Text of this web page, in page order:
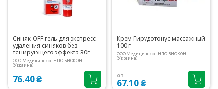
Синяк-OFF гель для экспресс-
удаления синяков без
тонирующего эффекта 30г
ООО Медицинское НПО БИОКОН
(Украина)
76.40 ₴
Крем Гирудотонус массажный
100 г
ООО Медицинское НПО БИОКОН
(Украина)
от
67.10 ₴